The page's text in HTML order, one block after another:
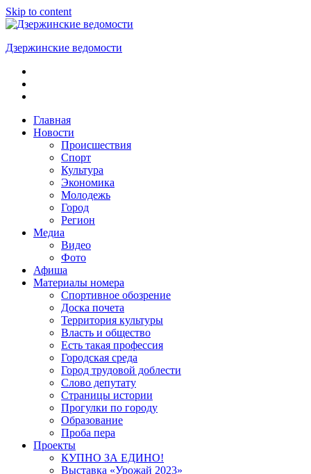
Skip to content
Дзержинские ведомости
ОБЩЕСТВЕННО-
ПОЛИТИЧЕСКАЯ
ГАЗЕТАГлавная
Новости
Происшествия
Спорт
Культура
Экономика
Молодежь
Город
Регион
Медиа
Видео
Фото
Афиша
Материалы номера
Спортивное обозрение
Доска почета
Территория культуры
Власть и общество
Есть такая профессия
Городская среда
Город трудовой доблести
Слово депутату
Страницы истории
Прогулки по городу
Образование
Проба пера
Проекты
КУПНО ЗА ЕДИНО!
Выставка «Урожай 2023»